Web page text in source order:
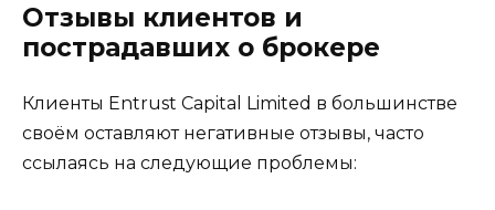
Отзывы клиентов и
пострадавших о брокере
Клиенты Entrust Capital Limited в большинстве
своём оставляют негативные отзывы, часто
ссылаясь на следующие проблемы: